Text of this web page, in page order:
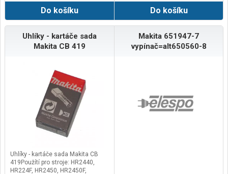
Do košíku
Do košíku
Uhlíky - kartáče sada
Makita CB 419
Uhlíky - kartáče sada Makita CB
419Použítí pro stroje: HR2440,
HR224F, HR2450, HR2450F,
Makita 651947-7
vypínač=alt650560-8